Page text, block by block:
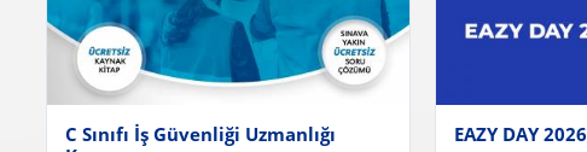
C Sınıfı İş Güvenliği Uzmanlığı
EAZY DAY 2026